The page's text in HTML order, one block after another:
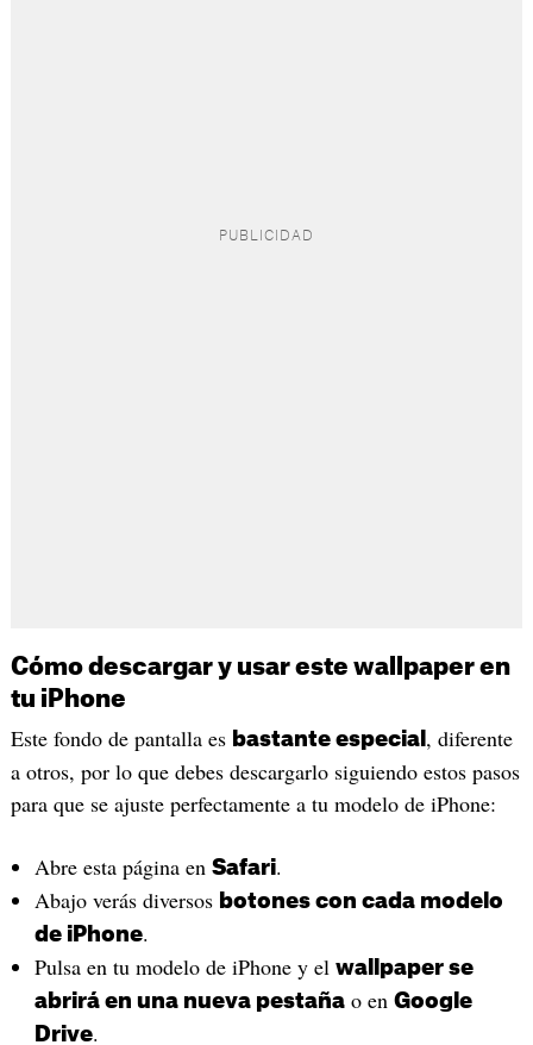
Cómo descargar y usar este wallpaper en
tu iPhone
Este fondo de pantalla es bastante especial , diferente
a otros, por lo que debes descargarlo siguiendo estos pasos
para que se ajuste perfectamente a tu modelo de iPhone:
Abre esta página en Safari.
Abajo verás diversos botones con cada modelo
de iPhone.
Pulsa en tu modelo de iPhone y el wallpaper se
abrirá en una nueva pestañao en Google
Drive.